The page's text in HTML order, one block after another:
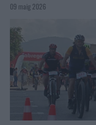
09 maig 2026